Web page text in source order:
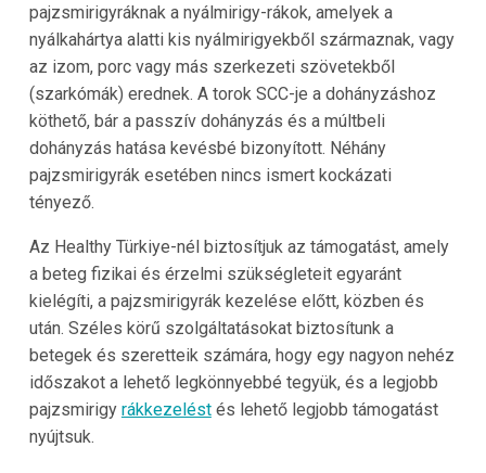
pajzsmirigyráknak a nyálmirigy-rákok, amelyek a
nyálkahártya alatti kis nyálmirigyekből származnak, vagy
az izom, porc vagy más szerkezeti szövetekből
(szarkómák) erednek. A torok SCC-je a dohányzáshoz
köthető, bár a passzív dohányzás és a múltbeli
dohányzás hatása kevésbé bizonyított. Néhány
pajzsmirigyrák esetében nincs ismert kockázati
tényező.
Az Healthy Türkiye-nél biztosítjuk az támogatást, amely
a beteg fizikai és érzelmi szükségleteit egyaránt
kielégíti, a pajzsmirigyrák kezelése előtt, közben és
után. Széles körű szolgáltatásokat biztosítunk a
betegek és szeretteik számára, hogy egy nagyon nehéz
időszakot a lehető legkönnyebbé tegyük, és a legjobb
pajzsmirigy rákkezeléstés lehető legjobb támogatást
nyújtsuk.